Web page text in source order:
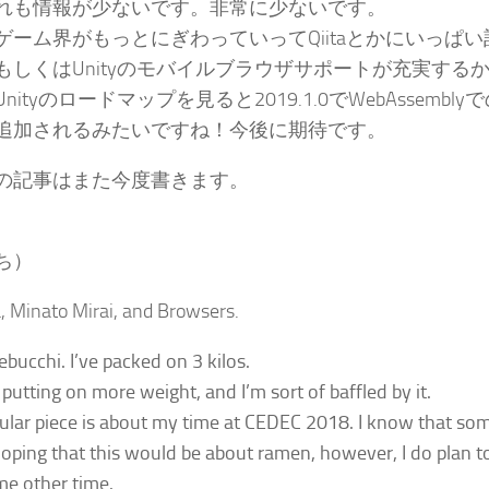
も情報が少ないです。非常に少ないです。
ーム界がもっとにぎわっていってQiitaとかにいっぱ
しくはUnityのモバイルブラウザサポートが充実する
のロードマップを見ると2019.1.0でWebAssembly
加されるみたいですね！今後に期待です。
記事はまた今度書きます。
Minato Mirai, and Browsers.
. I’ve packed on 3 kilos.
on more weight, and I’m sort of baffled by it.
piece is about my time at CEDEC 2018. I know that
that this would be about ramen, however, I do plan
other time.